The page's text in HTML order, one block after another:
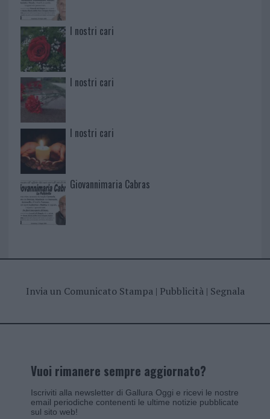
I nostri cari
I nostri cari
I nostri cari
Giovannimaria Cabras
Invia un Comunicato Stampa| Pubblicità| Segnala
Vuoi rimanere sempre aggiornato?
Iscriviti alla newsletter di Gallura Oggi e ricevi le nostre
email periodiche contenenti le ultime notizie pubblicate
sul sito web!